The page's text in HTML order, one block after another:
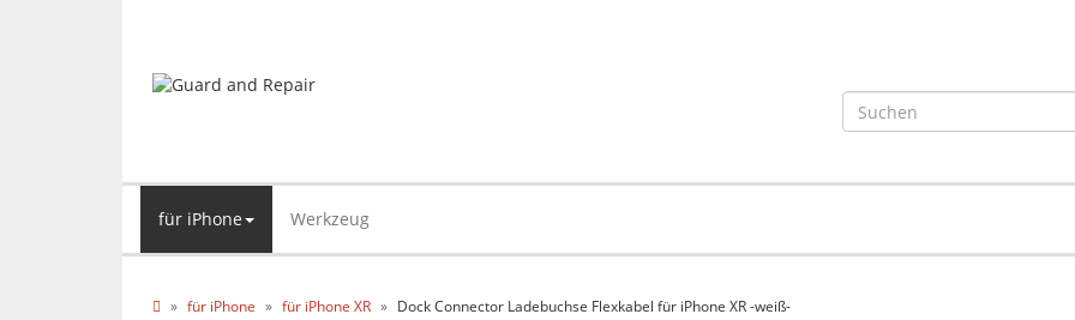
für iPhone Werkzeug
für iPhone für iPhone XR Dock Connector Ladebuchse Flexkabel für iPhone XR -weiß-